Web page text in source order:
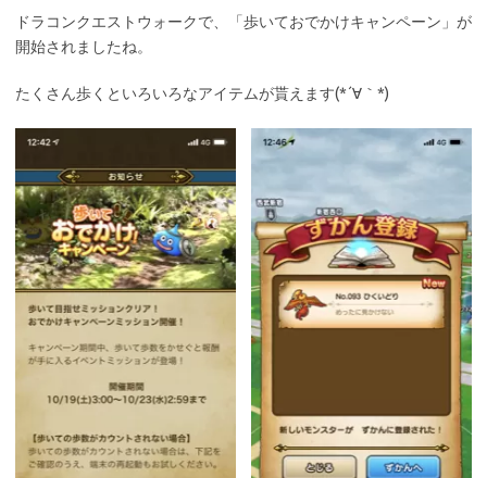
ドラコンクエストウォークで、「歩いておでかけキャンペーン」が
開始されましたね。
たくさん歩くといろいろなアイテムが貰えます(*´∀｀*)